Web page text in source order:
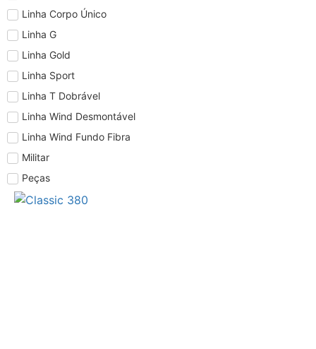
Linha Corpo Único
Linha G
Linha Gold
Linha Sport
Linha T Dobrável
Linha Wind Desmontável
Linha Wind Fundo Fibra
Militar
Peças